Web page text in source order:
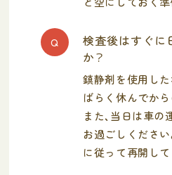
Q
検査後はすぐに
か？
鎮静剤を使用した
ばらく休んでか
また、当日は車の
お過ごしくださ
に従って再開して